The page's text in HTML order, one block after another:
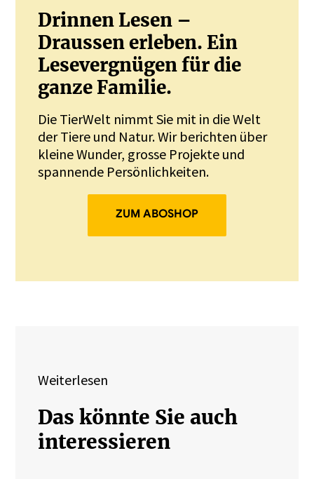
Drinnen Lesen –
Draussen erleben. Ein
Lesevergnügen für die
ganze Familie.
Die TierWelt nimmt Sie mit in die Welt
der Tiere und Natur. Wir berichten über
kleine Wunder, grosse Projekte und
spannende Persönlichkeiten.
ZUM ABOSHOP
Weiterlesen
Das könnte Sie auch
interessieren